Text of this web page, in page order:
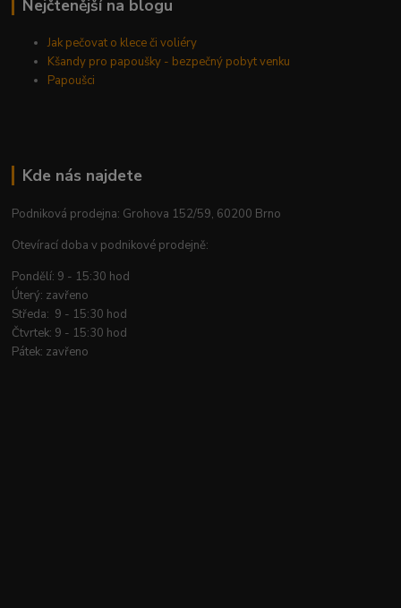
Nejčtenější na blogu
Jak pečovat o klece či voliéry
Kšandy pro papoušky - bezpečný pobyt venku
Papoušci
Kde nás najdete
Podniková prodejna: Grohova 152/59, 60200 Brno
Otevírací doba v podnikové prodejně:
Pondělí: 9 - 15:30 hod
Úterý: zavřeno
Středa: 9 - 15:30 hod
Čtvrtek: 9 - 15:30 hod
Pátek: zavřeno